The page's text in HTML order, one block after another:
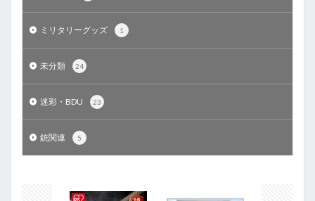
ミリタリーグッズ 1
未分類 24
迷彩・BDU 23
銃関連 5